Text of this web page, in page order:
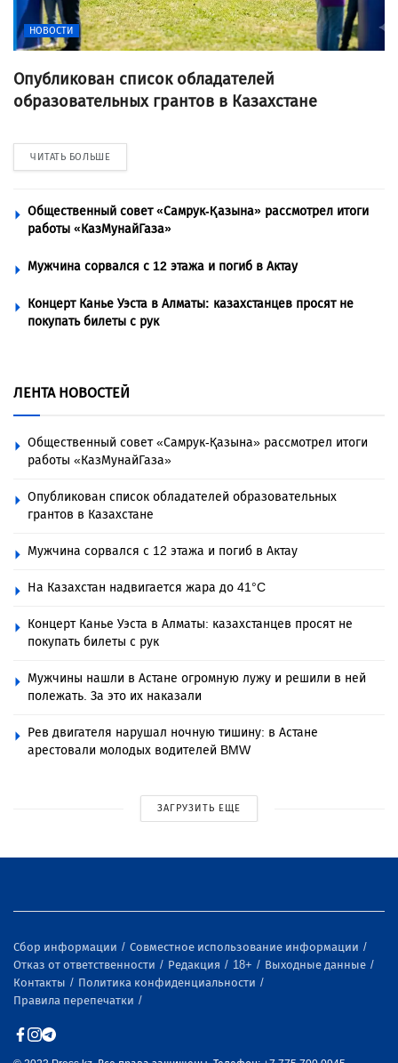
НОВОСТИ
Опубликован список обладателей
образовательных грантов в Казахстане
ЧИТАТЬ БОЛЬШЕ
Общественный совет «Самрук-Қазына» рассмотрел итоги
работы «КазМунайГаза»
Мужчина сорвался с 12 этажа и погиб в Актау
Концерт Канье Уэста в Алматы: казахстанцев просят не
покупать билеты с рук
ЛЕНТА НОВОСТЕЙ
Общественный совет «Самрук-Қазына» рассмотрел итоги
работы «КазМунайГаза»
Опубликован список обладателей образовательных
грантов в Казахстане
Мужчина сорвался с 12 этажа и погиб в Актау
На Казахстан надвигается жара до 41°C
Концерт Канье Уэста в Алматы: казахстанцев просят не
покупать билеты с рук
Мужчины нашли в Астане огромную лужу и решили в ней
полежать. За это их наказали
Рев двигателя нарушал ночную тишину: в Астане
арестовали молодых водителей BMW
ЗАГРУЗИТЬ ЕЩЕ
Сбор информации
Совместное использование информации
Отказ от ответственности
Редакция 18+
Выходные данные
Контакты
Политика конфиденциальности
Правила перепечатки